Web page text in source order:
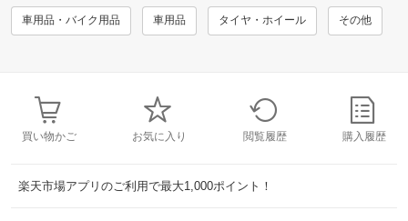
車用品・バイク用品 車用品 タイヤ・ホイール その他
買い物かご お気に入り 閲覧履歴 購入履歴
楽天市場アプリのご利用で最大1,000ポイント！